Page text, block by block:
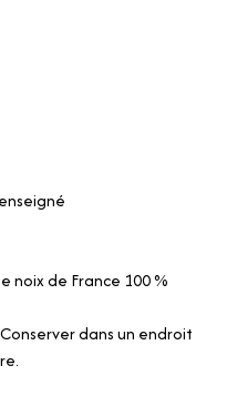
noix de France 100 %
Conserver dans un endroit